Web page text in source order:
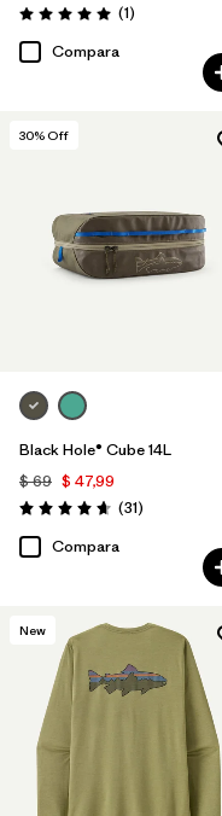
Valoración: 5.0 / 5
(1Comentarios
)
Compara
30% Off
Black Hole® Cube 14L
$ 69 $ 47,99
Valoración: 4.6 / 5
(31Comentarios
)
Compara
New